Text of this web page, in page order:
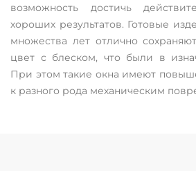
возможность достичь
хороших результатов. Готовые
множества лет отлично
цвет с блеском, что были в
При этом такие окна имеют
к разного рода механическим